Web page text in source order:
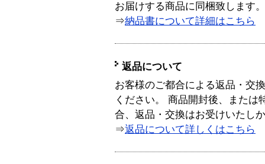
お届けする商品に同梱致します。
⇒納品書について詳細はこちら
返品について
お客様のご都合による返品・交
ください。 商品開封後、または
合、返品・交換はお受けいたし
⇒返品について詳しくはこちら